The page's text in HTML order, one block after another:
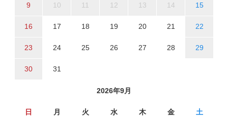
9 10 11 12 13 14 15
16 17 18 19 20 21 22
23 24 25 26 27 28 29
30 31
2026年9月
日 月 火 水 木 金 土